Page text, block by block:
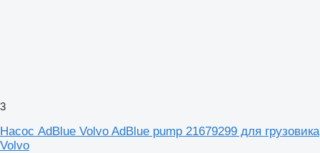
3
Насос AdBlue Volvo AdBlue pump 21679299 для грузовика
Volvo